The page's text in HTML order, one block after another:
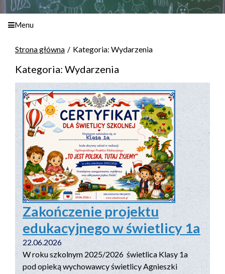
Menu
Strona główna Kategoria: Wydarzenia
Kategoria: Wydarzenia
Zakończenie projektu
edukacyjnego w świetlicy 1a
22.06.2026
W roku szkolnym 2025/2026 świetlica Klasy 1a
pod opieką wychowawcy świetlicy Agnieszki